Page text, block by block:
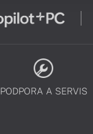
PODPORA A SERVIS